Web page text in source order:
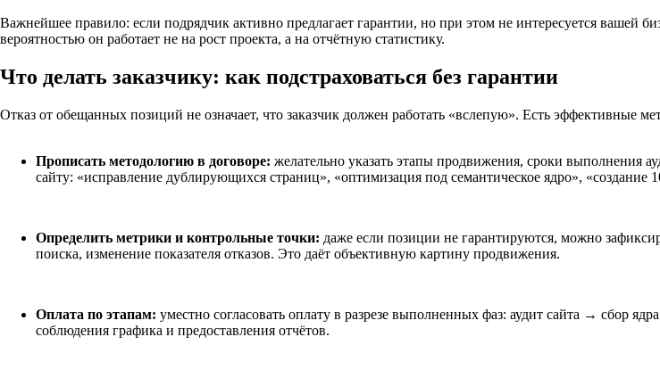
Важнейшее правило: если подрядчик активно предлагает гарантии, но при этом не интересуется
вероятностью он работает не на рост проекта, а на отчётную статистику.
Что делать заказчику: как подстраховаться без гарантии
Отказ от обещанных позиций не означает, что заказчик должен работать «вслепую». Есть эффективные
Прописать методологию в договоре: желательно указать этапы продвижения, сроки выполнения
сайту: «исправление дублирующихся страниц», «оптимизация под семантическое ядро», «создание
Определить метрики и контрольные точки: даже если позиции не гарантируются, можно
поиска, изменение показателя отказов. Это даёт объективную картину продвижения.
Оплата по этапам: уместно согласовать оплату в разрезе выполненных фаз: аудит сайта → сбор
соблюдения графика и предоставления отчётов.